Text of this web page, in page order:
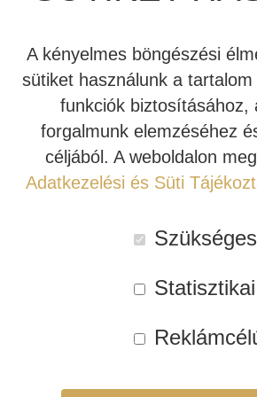
Semmi kompromisszum, csak szuper
stereolife.pl nemrég letesztelte a
hangsugárzót – és komolyan elállt a
HANGFALAK ÉRKEZŐBEN!
JBL SYNTHESIS
JBL BEÉPÍTHETŐ HANGSZÓRÓ
REVEL
MERIDIAN
MÉDIALEJÁTSZÓ
OTTHONI MOZIFOTEL
BEÉPÍTHETŐ HANGSZÓRÓ
HIFI DA KONVERTER
HÁLÓZATI MÉDIALEJÁTSZÓ
CD LEJÁTSZÓ
A kényelmes böngészési
sütiket használunk a
funkciók biztosításához,
forgalmunk elemzéséhez
céljából. A weboldalon
Adatkezelési és Süti
Szükséges
Statisztikai